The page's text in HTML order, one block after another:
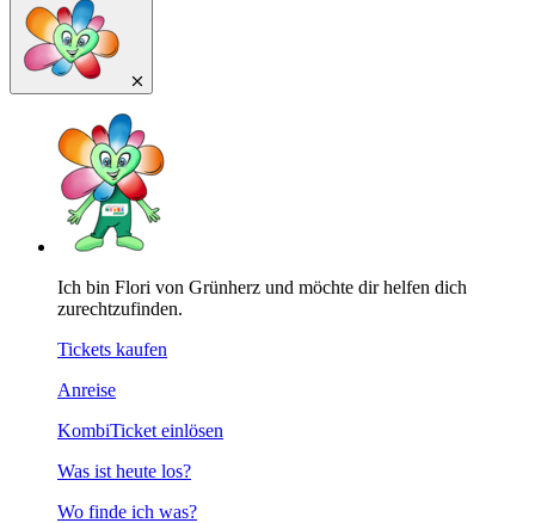
Ich bin Flori von Grünherz und möchte dir helfen dich
zurechtzufinden.
Tickets kaufen
Anreise
KombiTicket einlösen
Was ist heute los?
Wo finde ich was?